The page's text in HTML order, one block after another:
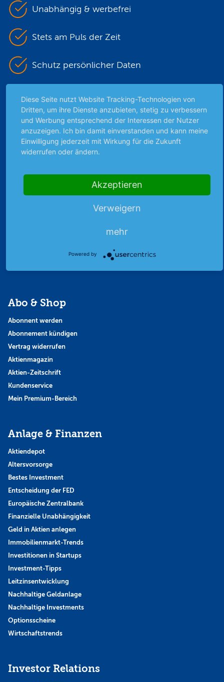
Unabhängig & werbefrei
Stets am Puls der Zeit
Schutz persönlicher Daten
Highlights
Archiv
Börsengerüchte
Abo & Shop
Abonnent werden
Abonnement kündigen
Vertrag widerrufen
Aktienmagazin
Aktien-Zeitschrift
Kundenservice
Mein Premium-Bereich
Anlage & Finanzen
Aktiendepot
Altersvorsorge
Bestes Investment
Entscheidung der FED
Europäische Zentralbank
Finanzielle Unabhängigkeit
Geld in Aktien anlegen
Immobilienmarkt-Trends
Investitionen in Startups
Investment-Tipps
Leitzinsentwicklung
Nachhaltige Geldanlage
Nachhaltige Investments
Optionsscheine
Wirtschaftstrends
Investor Relations
Diese Seite nutzt Website Tracking-Technologien von
Dritten, um ihre Dienste anzubieten, stetig zu verbessern
und Werbung entsprechend der Interessen der Nutzer
anzuzeigen. Ich bin damit einverstanden und kann meine
Einwilligung jederzeit mit Wirkung für die Zukunft
widerrufen oder ändern.
Akzeptieren
Verweigern
mehr
Powered by